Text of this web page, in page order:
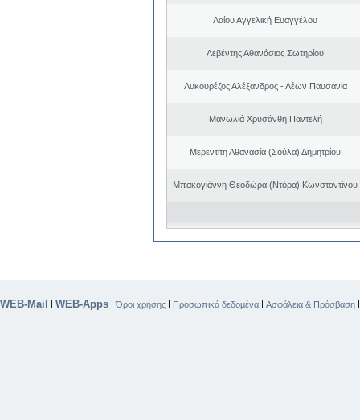
Λαίου Αγγελική Ευαγγέλου
Λεβέντης Αθανάσιος Σωτηρίου
Λυκουρέζος Αλέξανδρος - Λέων Παυσανία
Μανωλιά Χρυσάνθη Παντελή
Μερεντίτη Αθανασία (Σούλα) Δημητρίου
Μπακογιάννη Θεοδώρα (Ντόρα) Κωνσταντίνου
WEB-Mail | WEB-Apps |Όροι χρήσης | Προσωπικά δεδομένα | Ασφάλεια & Πρόσβαση